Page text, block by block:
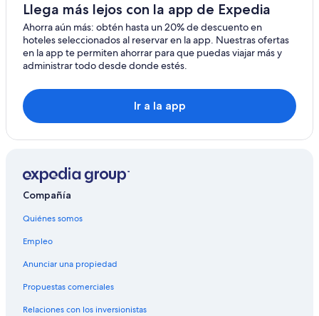
Campings en Henningsvaer
Hoteles con spa en Henningsvaer
Hoteles de negocios en Henningsvaer
Hoteles con restaurante en Henningsvaer
Hoteles con sauna en Henningsvaer
Hoteles en Henningsvaer
Hoteles en Bostad
Llega más lejos con la app de Expedia
Ahorra aún más: obtén hasta un 20% de descuento en
hoteles seleccionados al reservar en la app. Nuestras ofertas
en la app te permiten ahorrar para que puedas viajar más y
administrar todo desde donde estés.
Ir a la app
Compañía
Quiénes somos
Empleo
Anunciar una propiedad
Propuestas comerciales
Relaciones con los inversionistas